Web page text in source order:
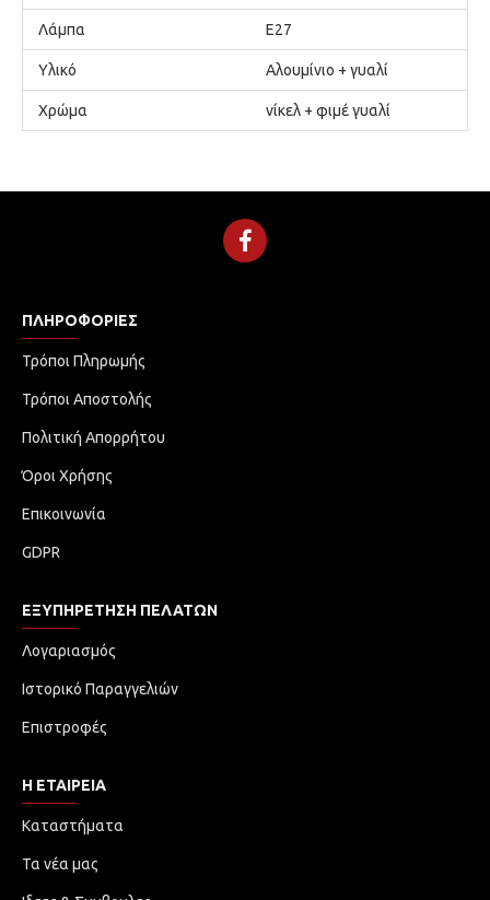
Λάμπα Ε27
Υλικό Αλουμίνιο + γυαλί
Χρώμα νίκελ + φιμέ γυαλί
ΠΛΗΡΟΦΟΡΊΕΣ
Τρόποι Πληρωμής
Τρόποι Αποστολής
Πολιτική Απορρήτου
Όροι Χρήσης
Επικοινωνία
GDPR
ΕΞΥΠΗΡΈΤΗΣΗ ΠΕΛΑΤΏΝ
Λογαριασμός
Ιστορικό Παραγγελιών
Επιστροφές
Η ΕΤΑΙΡΕΙΑ
Καταστήματα
Τα νέα μας